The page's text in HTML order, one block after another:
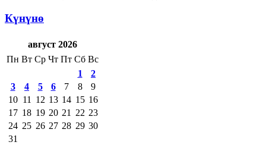
Күнүнө
август 2026
Пн Вт Ср Чт Пт Сб Вс
1
2
3
4 5 6 7 8
9
10 11 12 13 14 15 16
17 18 19 20 21 22 23
24 25 26 27 28 29 30
31